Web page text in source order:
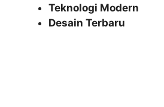
Teknologi Modern
Desain Terbaru